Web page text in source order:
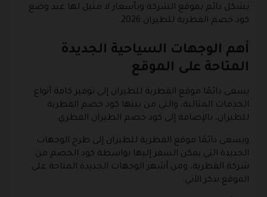
بشكل دائم بموقع الشركة وبأسعار لا مثيل لها عند وضع
كود خصم القطرية للطيران 2026.
أهم الوجهات السياحية الجديدة
المتاحة على الموقع
يسعى دائمًا موقع القطرية للطيران إلى توفير كافة أنواع
الخدمات المثالية، والتي من بينها كود خصم القطرية
للطيران، بالإضافة إلى كود خصم الطيران القطري.
ويسعى دائمًا موقع القطرية للطيران إلى طرح الوجهات
الجديدة التي يمكن السفر إليها بواسطة كود الخصم من
شركة القطرية، ومن أشهر الوجهات الجديدة المتاحة على
الموقع نذكر الآتي: